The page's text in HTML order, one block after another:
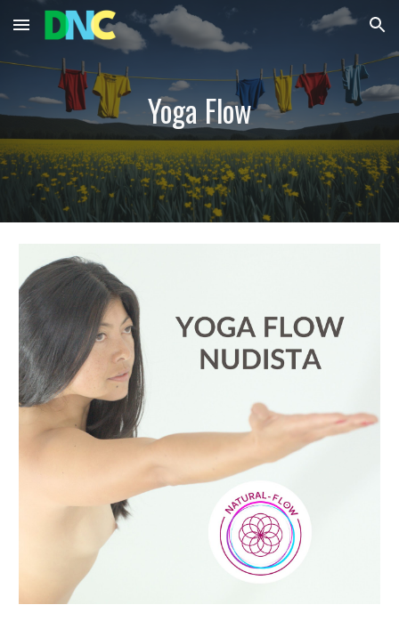
Skip to main content Skip to navigation
Yoga Flow